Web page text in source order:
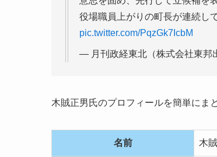
役場職員上がりの町長が連続し
pic.twitter.com/PqzGk7IcbM
— 月刊政経東北（株式会社東邦
木賊正男氏のプロフィールを簡単にま
名前 木